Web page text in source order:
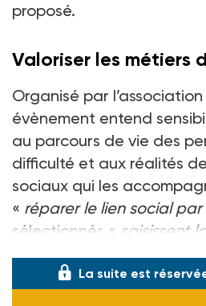
proposé.
Valoriser les métiers
Organisé par l’association
évènement entend
au parcours de vie des
difficulté et aux réalités
sociaux qui les
« réparer le lien social par
sélectionnés « saisissent
La suite est